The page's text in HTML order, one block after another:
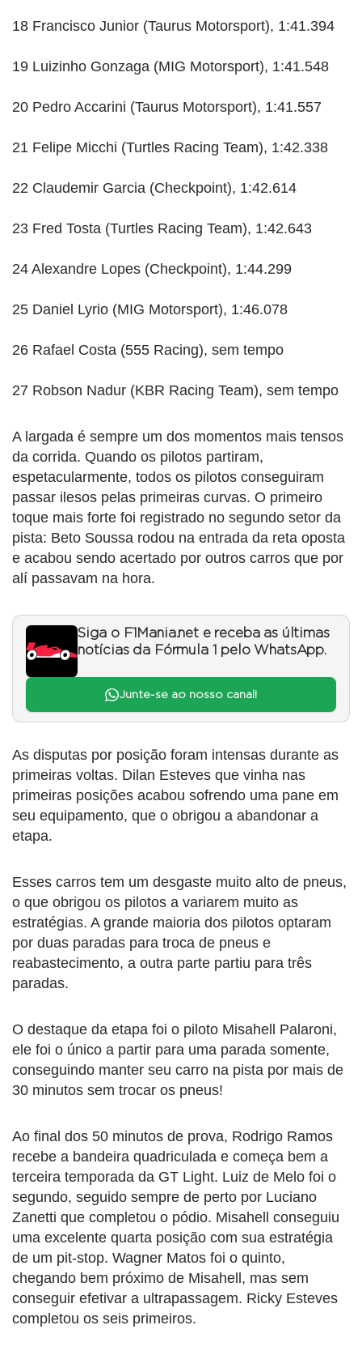
18 Francisco Junior (Taurus Motorsport), 1:41.394
19 Luizinho Gonzaga (MIG Motorsport), 1:41.548
20 Pedro Accarini (Taurus Motorsport), 1:41.557
21 Felipe Micchi (Turtles Racing Team), 1:42.338
22 Claudemir Garcia (Checkpoint), 1:42.614
23 Fred Tosta (Turtles Racing Team), 1:42.643
24 Alexandre Lopes (Checkpoint), 1:44.299
25 Daniel Lyrio (MIG Motorsport), 1:46.078
26 Rafael Costa (555 Racing), sem tempo
27 Robson Nadur (KBR Racing Team), sem tempo
A largada é sempre um dos momentos mais tensos
da corrida. Quando os pilotos partiram,
espetacularmente, todos os pilotos conseguiram
passar ilesos pelas primeiras curvas. O primeiro
toque mais forte foi registrado no segundo setor da
pista: Beto Soussa rodou na entrada da reta oposta
e acabou sendo acertado por outros carros que por
alí passavam na hora.
Siga o F1Mania.net e receba as últimas
notícias da Fórmula 1 pelo WhatsApp.
Junte-se ao nosso canal!
As disputas por posição foram intensas durante as
primeiras voltas. Dilan Esteves que vinha nas
primeiras posições acabou sofrendo uma pane em
seu equipamento, que o obrigou a abandonar a
etapa.
Esses carros tem um desgaste muito alto de pneus,
o que obrigou os pilotos a variarem muito as
estratégias. A grande maioria dos pilotos optaram
por duas paradas para troca de pneus e
reabastecimento, a outra parte partiu para três
paradas.
O destaque da etapa foi o piloto Misahell Palaroni,
ele foi o único a partir para uma parada somente,
conseguindo manter seu carro na pista por mais de
30 minutos sem trocar os pneus!
Ao final dos 50 minutos de prova, Rodrigo Ramos
recebe a bandeira quadriculada e começa bem a
terceira temporada da GT Light. Luiz de Melo foi o
segundo, seguido sempre de perto por Luciano
Zanetti que completou o pódio. Misahell conseguiu
uma excelente quarta posição com sua estratégia
de um pit-stop. Wagner Matos foi o quinto,
chegando bem próximo de Misahell, mas sem
conseguir efetivar a ultrapassagem. Ricky Esteves
completou os seis primeiros.